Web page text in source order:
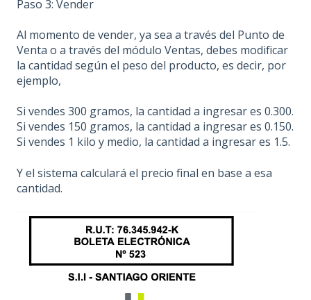
Paso 3: Vender
Al momento de vender, ya sea a través del Punto de
Venta o a través del módulo Ventas, debes modificar
la cantidad según el peso del producto, es decir, por
ejemplo,
Si vendes 300 gramos, la cantidad a ingresar es 0.300.
Si vendes 150 gramos, la cantidad a ingresar es 0.150.
Si vendes 1 kilo y medio, la cantidad a ingresar es 1.5.
Y el sistema calculará el precio final en base a esa
cantidad.